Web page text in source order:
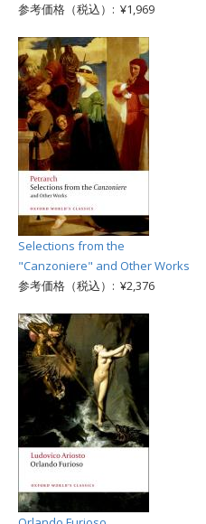
参考価格（税込）: ¥1,969
Selections from the
"Canzoniere" and Other Works
参考価格（税込）: ¥2,376